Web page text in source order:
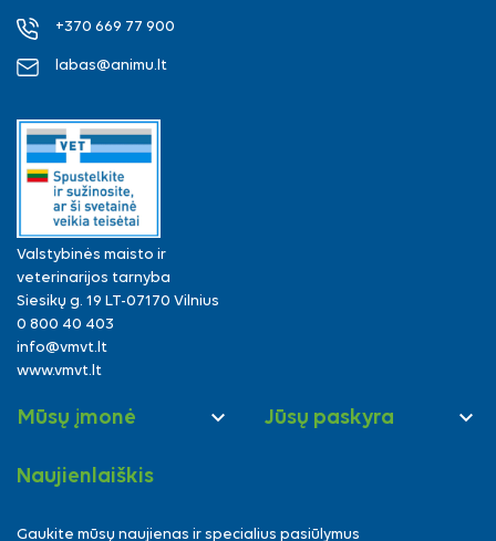
+370 669 77 900
labas@animu.lt
Valstybinės maisto ir
veterinarijos tarnyba
Siesikų g. 19 LT-07170 Vilnius
0 800 40 403
info@vmvt.lt
www.vmvt.lt
Mūsų įmonė  Jūsų paskyra 
Naujienlaiškis
Gaukite mūsų naujienas ir specialius pasiūlymus